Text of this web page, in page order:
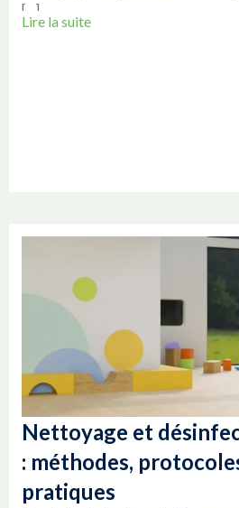
[…]
Lire la suite
Nettoyage et
: méthodes,
pratiques